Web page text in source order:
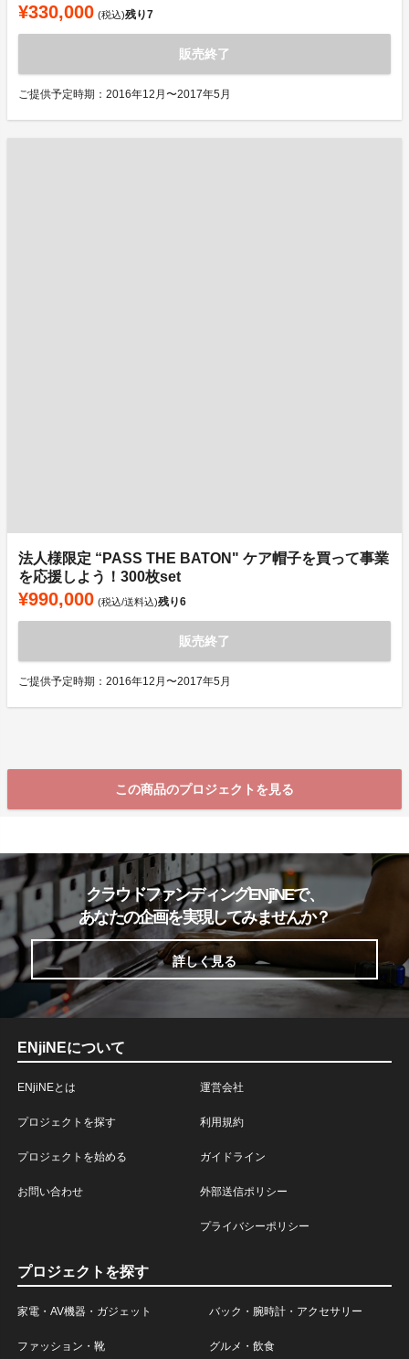
¥330,000 (税込)残り7
販売終了
ご提供予定時期：2016年12月〜2017年5月
法人様限定 “PASS THE BATON" ケア帽子を買って事業
を応援しよう！300枚set
¥990,000 (税込/送料込)残り6
販売終了
ご提供予定時期：2016年12月〜2017年5月
この商品のプロジェクトを見る
クラウドファンディングENjiNEで、
あなたの企画を実現してみませんか？
詳しく見る
ENjiNEについて
ENjiNEとは
プロジェクトを探す
プロジェクトを始める
お問い合わせ
運営会社
利用規約
ガイドライン
外部送信ポリシー
プライバシーポリシー
プロジェクトを探す
家電・AV機器・ガジェット バック・腕時計・アクセサリー
ファッション・靴 グルメ・飲食